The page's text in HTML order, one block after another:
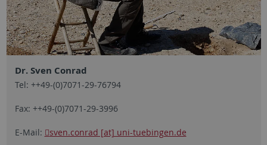
Dr. Sven Conrad
Tel: ++49-(0)7071-29-76794
Fax: ++49-(0)7071-29-3996
E-Mail: sven.conrad [at] uni-tuebingen.de